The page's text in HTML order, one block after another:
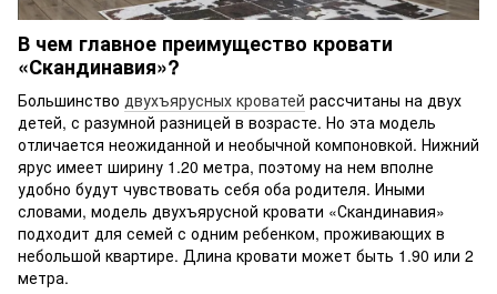
В чем главное преимущество кровати
«Скандинавия»?
Большинство двухъярусных кроватей рассчитаны на двух
детей, с разумной разницей в возрасте. Но эта модель
отличается неожиданной и необычной компоновкой. Нижний
ярус имеет ширину 1.20 метра, поэтому на нем вполне
удобно будут чувствовать себя оба родителя. Иными
словами, модель двухъярусной кровати «Скандинавия»
подходит для семей с одним ребенком, проживающих в
небольшой квартире. Длина кровати может быть 1.90 или 2
метра.